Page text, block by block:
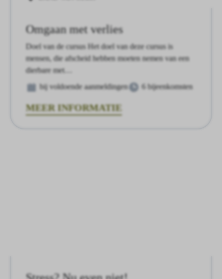
Omgaan met verlies
Doel van de cursus Het doel van deze cursus is
mensen, die afscheid hebben moeten nemen van een
dierbare met…
bij voldoende aanmeldingen
6 bijeenkomsten
MEER INFORMATIE